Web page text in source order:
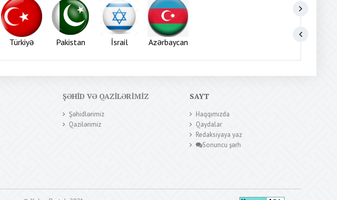
Türkiyə Pakistan İsrail Azərbaycan
ŞƏHID VƏ QAZILƏRIMIZ
Şəhidlərimiz
Qazilərimiz
SAYT
Haqqımızda
Qaydalar
Redaksiyaya yaz
Sonuncu şərh